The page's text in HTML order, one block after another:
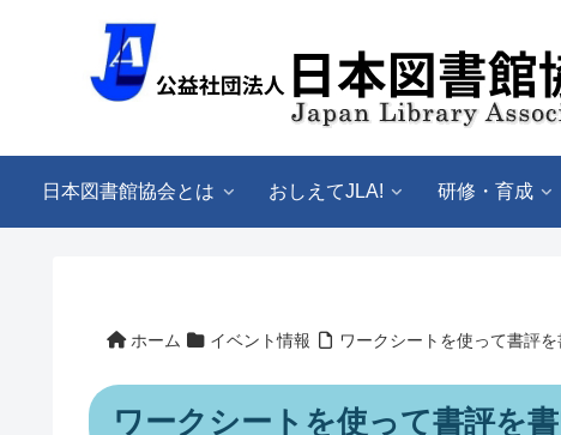
日本図書館協会とは おしえてJLA! 研修・育成
ホーム イベント情報 ワークシートを使って書評
ワークシートを使って書評を